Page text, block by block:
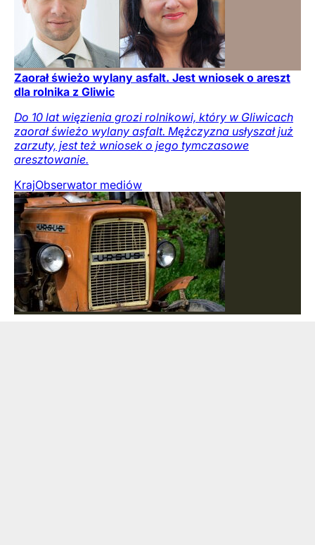
Zaorał świeżo wylany asfalt. Jest wniosek o areszt
dla rolnika z Gliwic
Do 10 lat więzienia grozi rolnikowi, który w Gliwicach
zaorał świeżo wylany asfalt. Mężczyzna usłyszał już
zarzuty, jest też wniosek o jego tymczasowe
aresztowanie.
KrajObserwator mediów